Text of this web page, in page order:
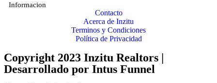
Informacion
Contacto
Acerca de Inzitu
Terminos y Condiciones
Política de Privacidad
Copyright 2023 Inzitu Realtors |
Desarrollado por Intus Funnel